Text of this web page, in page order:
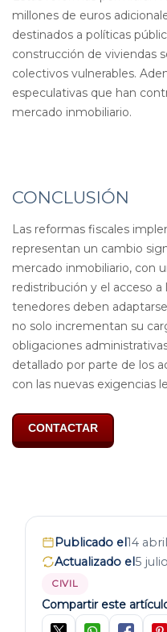
millones de euros
destinados a políticas
construcción de viviendas
colectivos vulnerables.
especulativas que han
mercado inmobiliario.
CONCLUSIÓN
Las reformas fiscales
representan un cambio
mercado inmobiliario, con
redistribución y el acceso a
tenedores deben
no solo incrementan su
obligaciones
detallado por parte de los
con las nuevas exigencias
CONTACTAR
Publicado el14
Actualizado el5
CIVIL
Compartir este